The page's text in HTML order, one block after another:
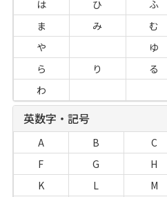
は
ひ ふ
ま
み む
や
ゆ
ら
り る
わ
英数字・記号
A B C
F
G H
K
L M